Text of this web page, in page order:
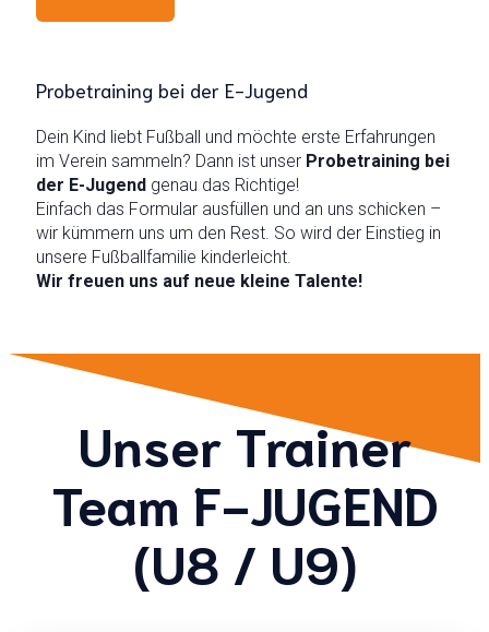
Probetraining bei der E-Jugend
Dein Kind liebt Fußball und möchte erste Erfahrungen
im Verein sammeln? Dann ist unser Probetraining bei
der E-Jugend genau das Richtige!
Einfach das Formular ausfüllen und an uns schicken –
wir kümmern uns um den Rest. So wird der Einstieg in
unsere Fußballfamilie kinderleicht.
Wir freuen uns auf neue kleine Talente!
Unser Trainer
Team F-JUGEND
(U8 / U9)